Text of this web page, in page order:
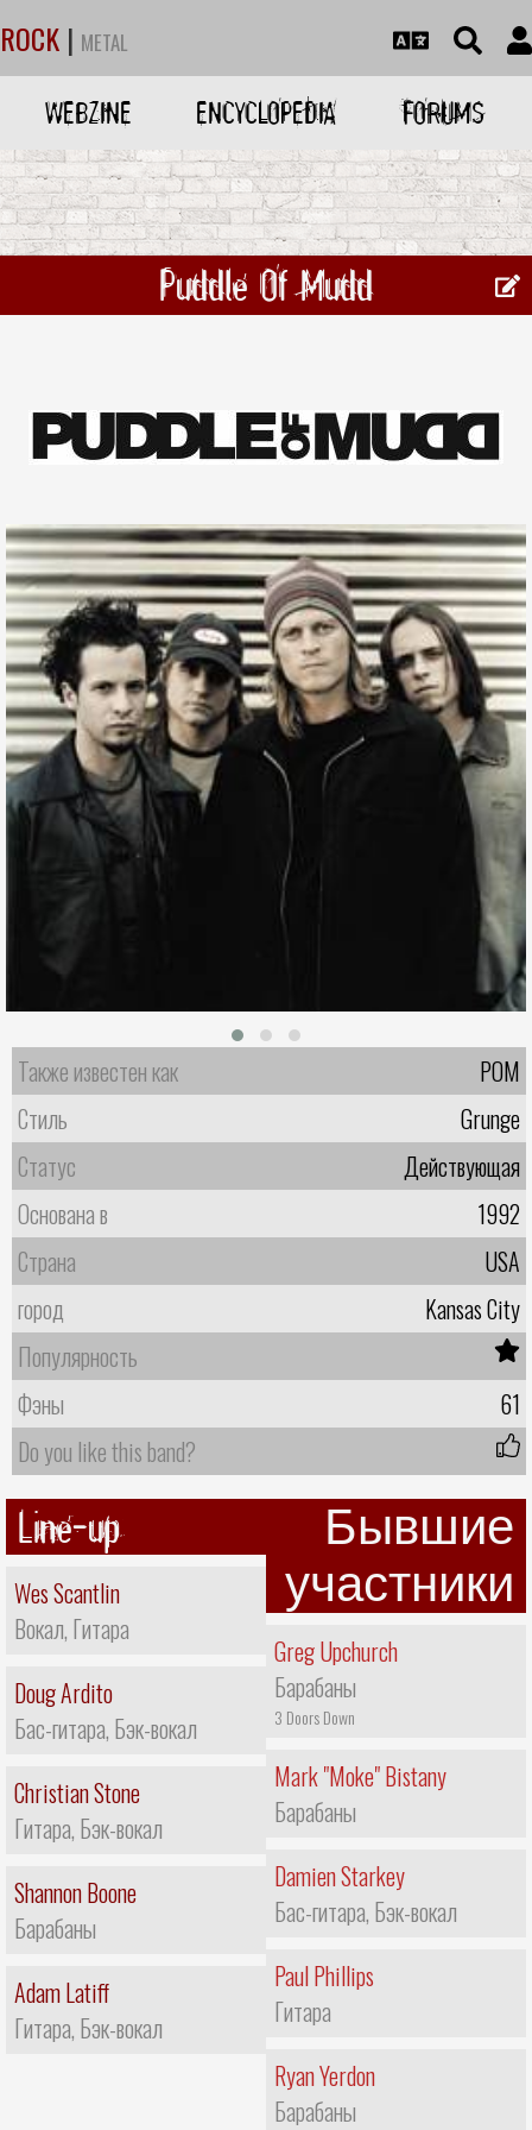
ROCK | METAL
WEBZINE ENCYCLOPEDIA FORUMS
Puddle Of Mudd
Также известен как
POM
Стиль
Grunge
Статус
Действующая
Основана в
1992
Страна
USA
город
Kansas City
Популярность
Фэны
61
Do you like this band?
Line-up
Wes Scantlin
Вокал, Гитара
Doug Ardito
Бас-гитара, Бэк-вокал
Christian Stone
Гитара, Бэк-вокал
Shannon Boone
Барабаны
Adam Latiff
Гитара, Бэк-вокал
Бывшие
участники
Greg Upchurch
Барабаны
3 Doors Down
Mark "Moke" Bistany
Барабаны
Damien Starkey
Бас-гитара, Бэк-вокал
Paul Phillips
Гитара
Ryan Yerdon
Барабаны